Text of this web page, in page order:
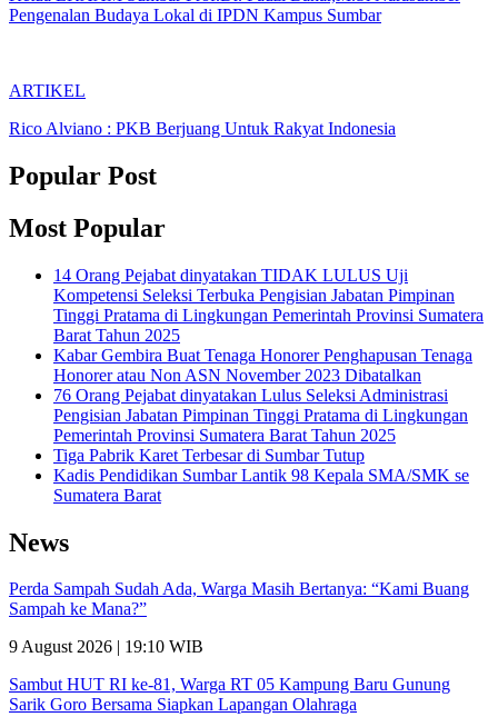
Pengenalan Budaya Lokal di IPDN Kampus Sumbar
ARTIKEL
Rico Alviano : PKB Berjuang Untuk Rakyat Indonesia
Popular Post
Most Popular
14 Orang Pejabat dinyatakan TIDAK LULUS Uji
Kompetensi Seleksi Terbuka Pengisian Jabatan Pimpinan
Tinggi Pratama di Lingkungan Pemerintah Provinsi Sumatera
Barat Tahun 2025
Kabar Gembira Buat Tenaga Honorer Penghapusan Tenaga
Honorer atau Non ASN November 2023 Dibatalkan
76 Orang Pejabat dinyatakan Lulus Seleksi Administrasi
Pengisian Jabatan Pimpinan Tinggi Pratama di Lingkungan
Pemerintah Provinsi Sumatera Barat Tahun 2025
Tiga Pabrik Karet Terbesar di Sumbar Tutup
Kadis Pendidikan Sumbar Lantik 98 Kepala SMA/SMK se
Sumatera Barat
News
Perda Sampah Sudah Ada, Warga Masih Bertanya: “Kami Buang
Sampah ke Mana?”
9 August 2026 | 19:10 WIB
Sambut HUT RI ke-81, Warga RT 05 Kampung Baru Gunung
Sarik Goro Bersama Siapkan Lapangan Olahraga